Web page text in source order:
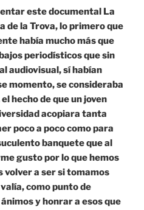
este documental La
de la Trova, lo primero que
había mucho más que
periodísticos que sin
audiovisual, sí habían
momento, se consideraba
hecho de que un joven
acopiara tanta
poco a poco como para
banquete que al
gusto por lo que hemos
volver a ser si tomamos
como punto de
y honrar a esos que